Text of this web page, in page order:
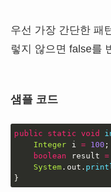
우선 가장 간단한 패
렇지 않으면 false를
샘플 코드
public static void
Integer i = 100 ;
boolean
result =
System . out .
}